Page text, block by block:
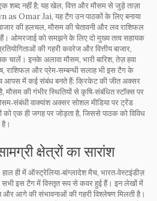
एक शब्द नहीं है; यह खेल, वित्त और मौसम से जुड़े ताज़ा
as Omar Jai, यह टैग उन पाठकों के लिए बनाया
की हलचल, मौसम की चेतावनी और लव राशिफल
ओमरजाईको समझने के लिए दो मुख्य तत्व सहायक
की गहरी कवरेजऔरवित्तीय बाजार,
चालें । इनके अलावामौसम, भारी बारिश, तेज़ हवा
, राशिफल और प्रेम‑सम्बन्धी सलाहभी इस टैग के
आपस में कई संबंध बनते हैं: क्रिकेट की जीत अक्सर
मौसम की गंभीर स्थितियों से कृषि‑संबंधित स्टॉक्स पर
वाक्यांश अक्सर सोशल मीडिया पर ट्रेंड
एक ही जगह पर जोड़ता है, जिससे पाठक को विविध
क्षेत्रों का सारांश
ही में ऑस्ट्रेलिया‑बांग्लादेश मैच, भारत‑वेस्टइंडीज़
सभी इस टैग में विस्तृत रूप से कवर हुई हैं। इन लेखों में
और आगे की संभावनाओं की गहरी विश्लेषण मिलती है।